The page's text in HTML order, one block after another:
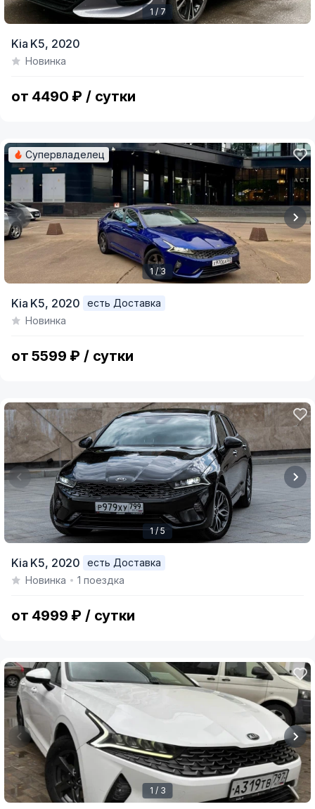
of
1 / 7
Kia K5, 2020
Новинка
от 4490 ₽ / сутки
of
Супервладелец
1 / 3
Kia K5, 2020
есть Доставка
Новинка
от 5599 ₽ / сутки
of
1 / 5
Kia K5, 2020
есть Доставка
Новинка
1 поездка
от 4999 ₽ / сутки
1 / 3